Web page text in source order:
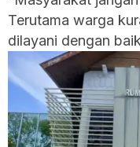
Terutama warga
dilayani dengan